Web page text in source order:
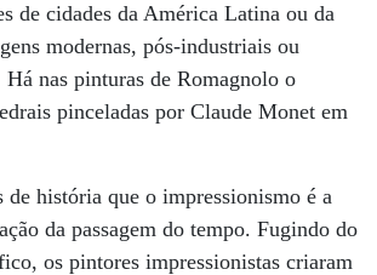
de cidades da América Latina ou da
modernas, pós-industriais ou
Há nas pinturas de Romagnolo o
pinceladas por Claude Monet em
história que o impressionismo é a
da passagem do tempo. Fugindo do
os pintores impressionistas criaram